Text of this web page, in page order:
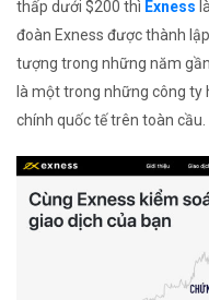
thấp dưới $200 thì Exness
đoàn Exness được thành
tượng trong những năm
là một trong những công ty
chính quốc tế trên toàn cầu.